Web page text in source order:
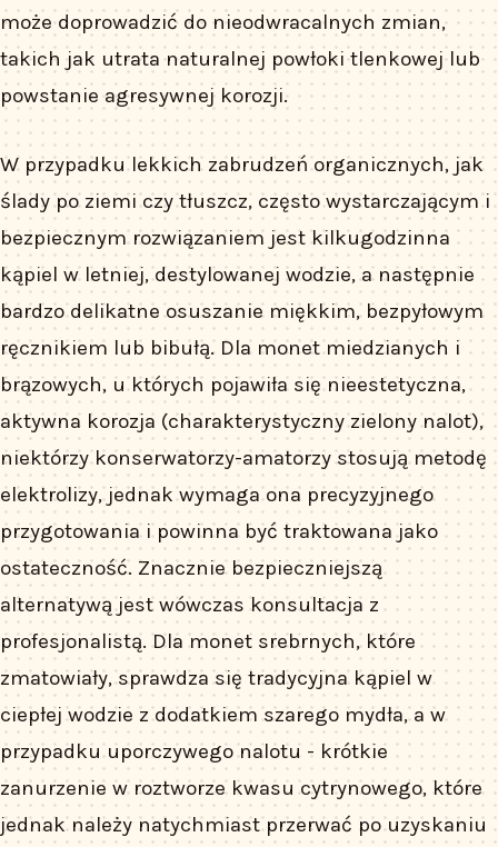
może doprowadzić do nieodwracalnych zmian,
takich jak utrata naturalnej powłoki tlenkowej lub
powstanie agresywnej korozji.
W przypadku lekkich zabrudzeń organicznych, jak
ślady po ziemi czy tłuszcz, często wystarczającym i
bezpiecznym rozwiązaniem jest kilkugodzinna
kąpiel w letniej, destylowanej wodzie, a następnie
bardzo delikatne osuszanie miękkim, bezpyłowym
ręcznikiem lub bibułą. Dla monet miedzianych i
brązowych, u których pojawiła się nieestetyczna,
aktywna korozja (charakterystyczny zielony nalot),
niektórzy konserwatorzy-amatorzy stosują metodę
elektrolizy, jednak wymaga ona precyzyjnego
przygotowania i powinna być traktowana jako
ostateczność. Znacznie bezpieczniejszą
alternatywą jest wówczas konsultacja z
profesjonalistą. Dla monet srebrnych, które
zmatowiały, sprawdza się tradycyjna kąpiel w
ciepłej wodzie z dodatkiem szarego mydła, a w
przypadku uporczywego nalotu - krótkie
zanurzenie w roztworze kwasu cytrynowego, które
jednak należy natychmiast przerwać po uzyskaniu